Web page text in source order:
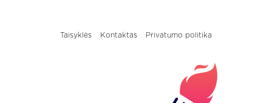
Taisyklės Kontaktas Privatumo politika